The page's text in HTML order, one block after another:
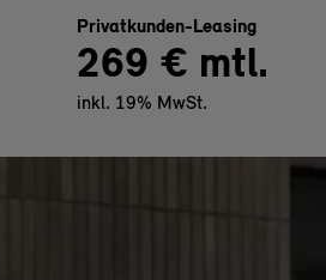
Privatkunden-Leasing
269 € mtl.
inkl. 19% MwSt.